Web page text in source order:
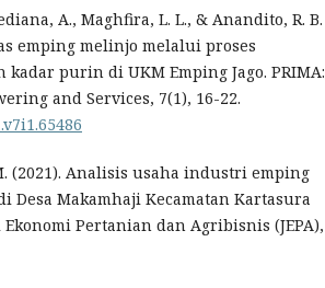
A., Maghfira, L. L., & Anandito, R. B.
emping melinjo melalui proses
purin di UKM Emping Jago. PRIMA:
and Services, 7(1), 16-22.
(2021). Analisis usaha industri emping
Desa Makamhaji Kecamatan Kartasura
Pertanian dan Agribisnis (JEPA),